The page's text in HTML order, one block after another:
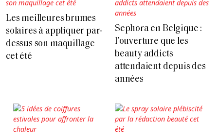
Les meilleures brumes
solaires à appliquer par-
dessus son maquillage
cet été
Sephora en Belgique :
l’ouverture que les
beauty addicts
attendaient depuis des
années